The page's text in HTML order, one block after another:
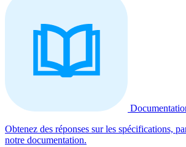
Obtenez des réponses sur les spécifications,
notre documentation.